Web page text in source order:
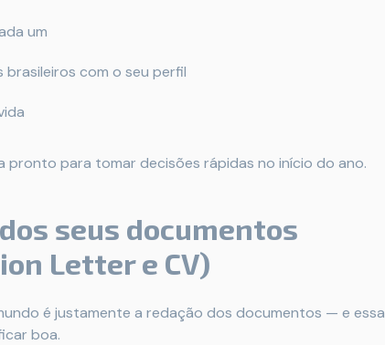
um
com o seu perfil
pronto para tomar decisões rápidas no início do ano.
seus documentos
Letter e CV)
é justamente a redação dos documentos — e essa
boa.